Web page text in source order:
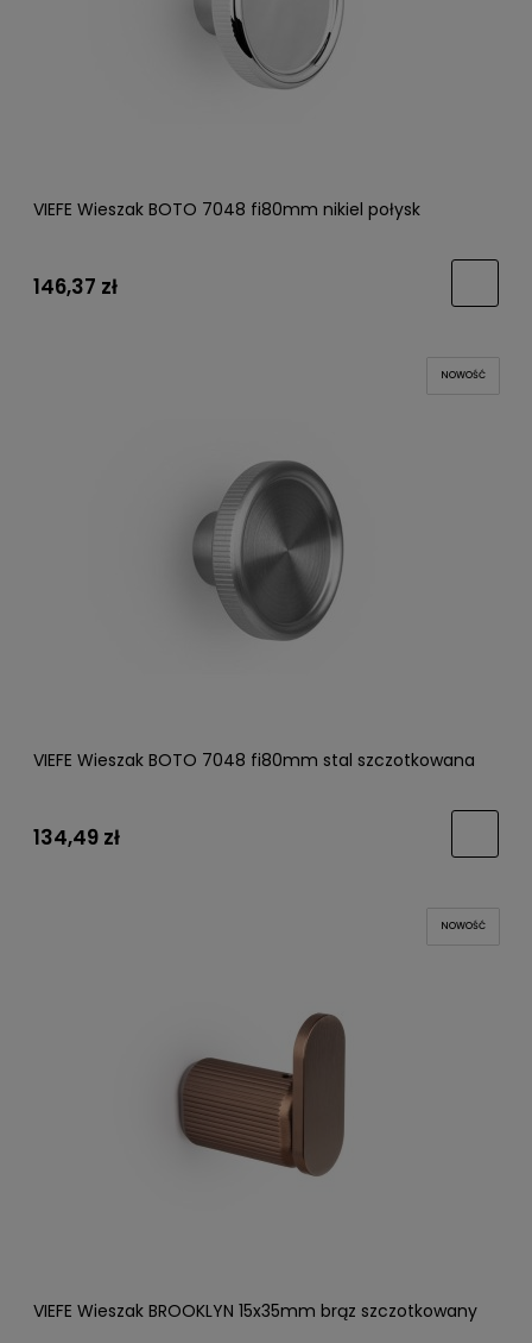
VIEFE Wieszak BOTO 7048 fi80mm nikiel połysk
146,37 zł
VIEFE Wieszak BOTO 7048 fi80mm stal szczotkowana
134,49 zł
NOWOŚĆ
VIEFE Wieszak BROOKLYN 15x35mm brąz szczotkowany
NOWOŚĆ